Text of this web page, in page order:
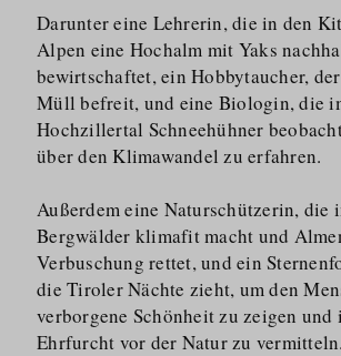
Darunter eine Lehrerin, die in den
Alpen eine Hochalm mit Yaks
bewirtschaftet, ein Hobbytaucher,
Müll befreit, und eine Biologin, die
Hochzillertal Schneehühner
über den Klimawandel zu erfahren.
Außerdem eine Naturschützerin, die
Bergwälder klimafit macht und
Verbuschung rettet, und ein
die Tiroler Nächte zieht, um den
verborgene Schönheit zu zeigen und
Ehrfurcht vor der Natur zu vermitteln.